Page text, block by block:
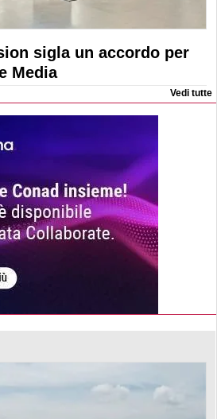
sigla un accordo per
Media
Vedi tutte